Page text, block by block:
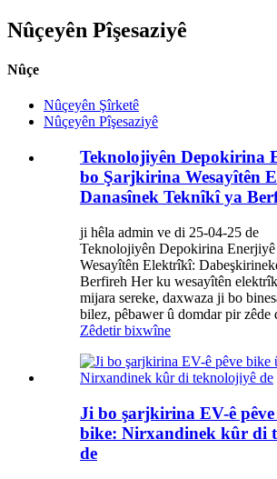
Nûçeyên Pîşesaziyê
Nûçe
Nûçeyên Şîrketê
Nûçeyên Pîşesaziyê
Teknolojiyên Depokirina
bo Şarjkirina Wesayîtên
Danasînek Teknîkî ya
ji hêla admin ve di 25-04-25 de
Teknolojiyên Depokirina
Wesayîtên Elektrîkî:
Berfireh Her ku wesayîtên
mijara sereke, daxwaza ji bo
bilez, pêbawer û domdar pir zêde
Zêdetir bixwîne
Ji bo şarjkirina EV-ê
bike: Nirxandinek kûr di
de